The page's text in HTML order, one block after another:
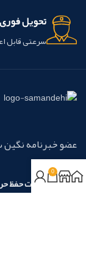
تحویل فوری
سرعتی قابل
عضو خبرنامه
مطابق باسیاست حفظ
0